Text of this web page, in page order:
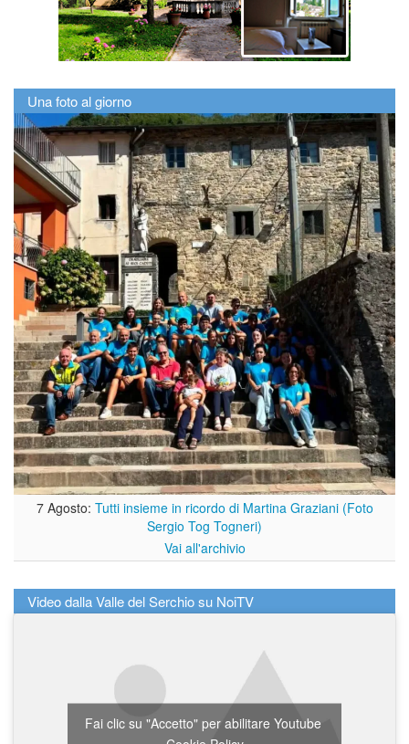
Una foto al giorno
7 Agosto: Tutti insieme in ricordo di Martina Graziani (Foto
Sergio Tog Togneri)
Vai all'archivio
Video dalla Valle del Serchio su NoiTV
Fai clic su "Accetto" per abilitare Youtube